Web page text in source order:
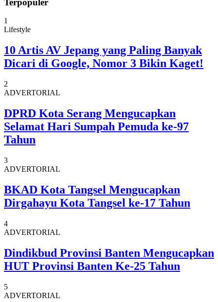
1
Lifestyle
10 Artis AV Jepang yang Paling Banyak
Dicari di Google, Nomor 3 Bikin Kaget!
2
ADVERTORIAL
DPRD Kota Serang Mengucapkan
Selamat Hari Sumpah Pemuda ke-97
Tahun
3
ADVERTORIAL
BKAD Kota Tangsel Mengucapkan
Dirgahayu Kota Tangsel ke-17 Tahun
4
ADVERTORIAL
Dindikbud Provinsi Banten Mengucapkan
HUT Provinsi Banten Ke-25 Tahun
5
ADVERTORIAL